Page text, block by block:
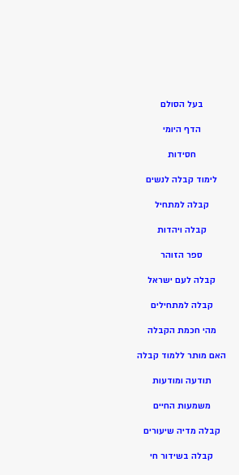
בעל הסולם
הדף היומי
חסידות
לימוד קבלה לנשים
קבלה למתחיל
קבלה ויהדות
ספר הזוהר
קבלה לעם ישראל
קבלה למתחילים
מהי חכמת הקבלה
האם מותר ללמוד קבלה
תודעה ומודעות
משמעות החיים
קבלה מדיה שיעורים
קבלה בשידור חי